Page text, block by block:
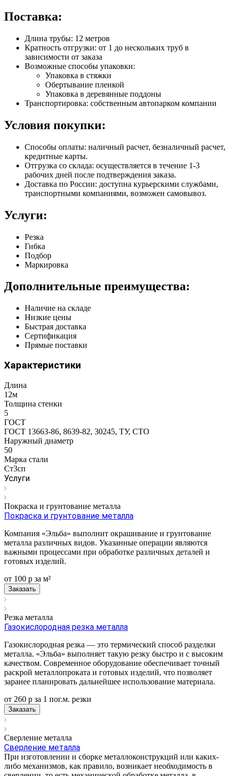
Поставка:
Длина трубы: 12 метров
Кратность отгрузки: от 1 до нескольких труб в
зависимости от заказа
Возможные способы упаковки:
Упаковка в стяжки
Обертывание пленкой
Упаковка в деревянные поддоны
Транспортировка: собственным автопарком компании
Условия покупки:
Способы оплаты: наличный расчет, безналичный расчет,
кредитные карты.
Отгрузка со склада: осуществляется в течение 1-3
рабочих дней после подтверждения заказа.
Доставка по России: доступна курьерскими службами,
транспортными компаниями, возможен самовывоз.
Услуги:
Резка
Гибка
Подбор
Маркировка
Дополнительные преимущества:
Наличие на складе
Низкие цены
Быстрая доставка
Сертификация
Прямые поставки
Характеристики
Длина
12м
Толщина стенки
5
ГОСТ
ГОСТ 13663-86, 8639-82, 30245, ТУ, СТО
Наружный диаметр
50
Марка стали
Ст3сп
Услуги
Покраска и грунтование металла
Покраска и грунтование металла
Компания «Эльба» выполнит окрашивание и грунтование
металла различных видов. Указанные операции являются
важными процессами при обработке различных деталей и
готовых изделий.
от 100 р за м²
Заказать
Резка металла
Газокислородная резка металла
Газокислородная резка — это термический способ разделки
металла. «Эльба» выполняет такую резку быстро и с высоким
качеством. Современное оборудование обеспечивает точный
раскрой металлопроката и готовых изделий, что позволяет
заранее планировать дальнейшее использование материала.
от 260 р за 1 пог.м. резки
Заказать
Сверление металла
Сверление металла
При изготовлении и сборке металлоконструкций или каких-
либо механизмов, как правило, возникает необходимость в